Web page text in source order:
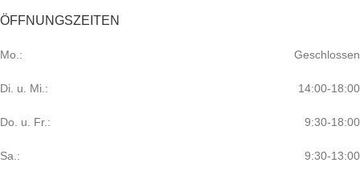
ÖFFNUNGSZEITEN
Mo.: Geschlossen
Di. u. Mi.: 14:00-18:00
Do. u. Fr.: 9:30-18:00
Sa.: 9:30-13:00